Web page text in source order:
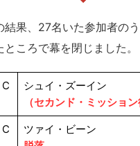
結果、27名いた参加者の
ころで幕を閉じました。
C
シュイ・ズーイン
（セカンド・ミッション
C
ツァイ・ビーン